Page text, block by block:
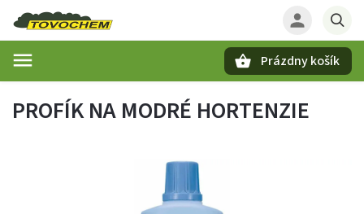
Prázdny košík
PROFÍK NA MODRÉ HORTENZIE